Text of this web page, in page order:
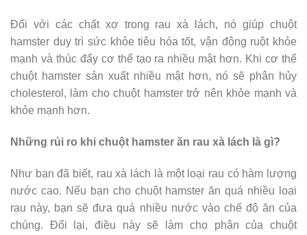
Đối với các chất xơ trong rau xà lách, nó giúp chuột
hamster duy trì sức khỏe tiêu hóa tốt, vận động ruột khỏe
mạnh và thúc đẩy cơ thể tạo ra nhiều mật hơn. Khi cơ thể
chuột hamster sản xuất nhiều mật hơn, nó sẽ phân hủy
cholesterol, làm cho chuột hamster trở nên khỏe mạnh và
khỏe mạnh hơn.
Những rủi ro khi chuột hamster ăn rau xà lách là gì?
Như bạn đã biết, rau xà lách là một loại rau có hàm lượng
nước cao. Nếu bạn cho chuột hamster ăn quá nhiều loại
rau này, bạn sẽ đưa quá nhiều nước vào chế độ ăn của
chúng. Đổi lại, điều này sẽ làm cho phân của chuột